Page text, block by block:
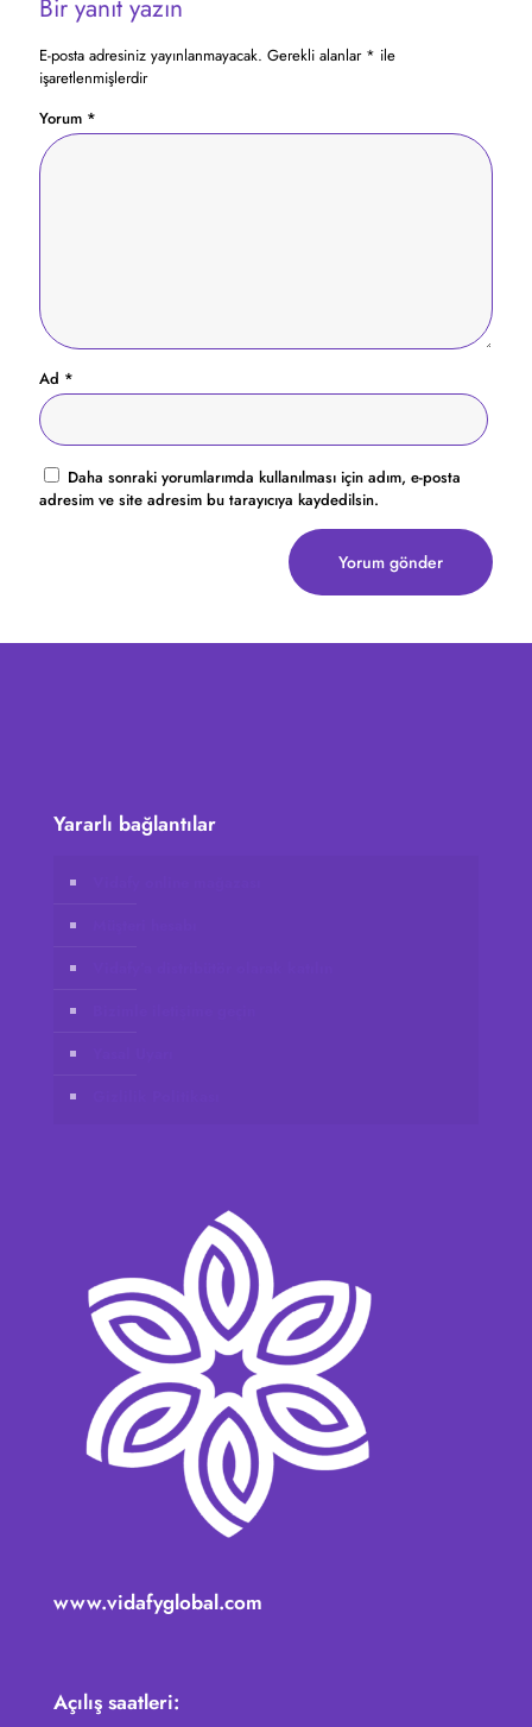
Bir yanıt yazın
E-posta adresiniz yayınlanmayacak. Gerekli alanlar * ile
işaretlenmişlerdir
Yorum *
Ad *
Daha sonraki yorumlarımda kullanılması için adım, e-posta
adresim ve site adresim bu tarayıcıya kaydedilsin.
Yararlı bağlantılar
www.vidafyglobal.com
Açılış saatleri: